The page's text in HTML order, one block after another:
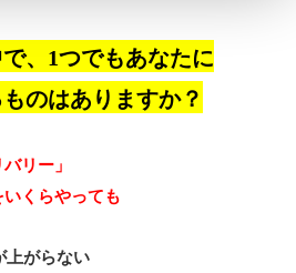
、1つでもあなたに
のはありますか？
リー」
いくらやっても
上がらない